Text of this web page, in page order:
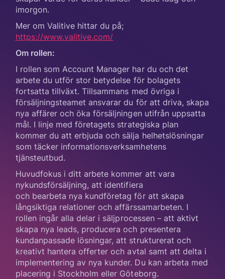
imorgon.
Mer om Valitive hittar du på;
https://www.valitive.com/
Om rollen:
I rollen som Account Manager har du och det
arbete du utför stor betydelse för bolagets
fortsatta tillväxt. Tillsammans med övriga i
försäljningsteamet ansvarar du för att driva, skapa
nya affärer och öka försäljningen utifrån uppsatta
mål. I linje med företagets strategiska plan
kommer du att erbjuda och sälja helhetslösningar
som täcker informationsverksamhetens
tjänsteutbud.
Huvudfokus i ditt arbete kommer att vara
nykundsförsäljning, att identifiera
och bearbeta nya kundföretag för att skapa
långsiktiga relationer och affärssamarbeten. I
rollen ingår alla delar i säljprocessen – att aktivt
skapa nya leads, producera och presentera
kundanpassade lösningar, att strukturerat och
kreativt hantera offerter och avtal samt att delta i
implementering av nya kunder. Du kan arbeta med
placering i Stockholm eller Göteborg.